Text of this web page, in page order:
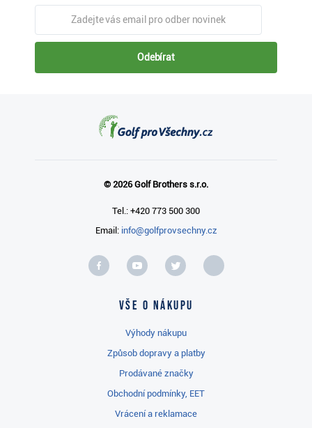
Odebírat
© 2026 Golf Brothers s.r.o.
Tel.: +420 773 500 300
Email: info@golfprovsechny.cz
Vše o nákupu
Výhody nákupu
Způsob dopravy a platby
Prodávané značky
Obchodní podmínky, EET
Vrácení a reklamace